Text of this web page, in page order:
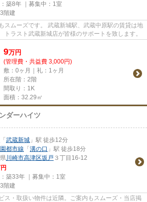
築8年 ｜募集中： 1室
階建
スムーズです。 武蔵新城駅、武蔵中原駅の賃貸は地
ラスト武蔵新城店が皆様のサポートを致します。
9万円
(管理費・共益費 3,000円)
敷：0ヶ月｜礼：1ヶ月
所在階：2階
間取り：1K
面積：32.29㎡
ダーハイツ
「武蔵新城 」駅 徒歩12分
都市線 「溝の口 」駅 徒歩18分
川崎市高津区坂戸 ３丁目16-12
築33年 ｜募集中： 1室
階建
ス・取扱い物件は近隣。ご案内もスムーズ・当店掲